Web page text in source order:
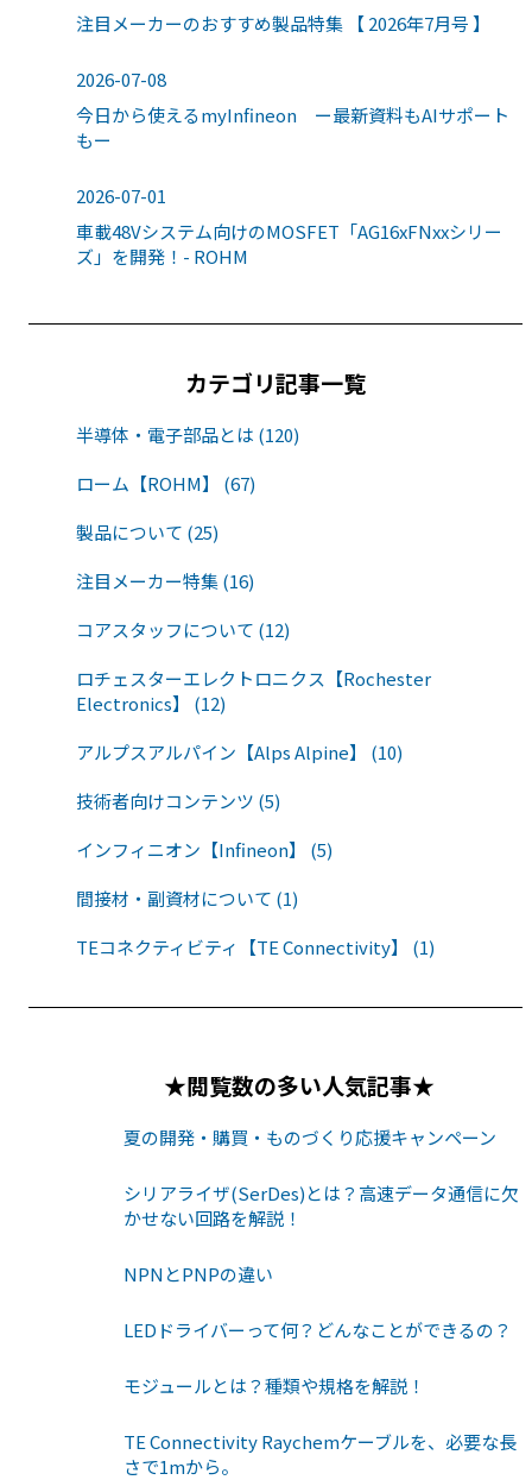
注目メーカーのおすすめ製品特集 【 2026年7月号 】
2026-07-08
今日から使えるmyInfineon ー最新資料もAIサポート
もー
2026-07-01
車載48Vシステム向けのMOSFET「AG16xFNxxシリー
ズ」を開発！- ROHM
カテゴリ記事一覧
半導体・電子部品とは (120)
ローム【ROHM】 (67)
製品について (25)
注目メーカー特集 (16)
コアスタッフについて (12)
ロチェスターエレクトロニクス【Rochester
Electronics】 (12)
アルプスアルパイン【Alps Alpine】 (10)
技術者向けコンテンツ (5)
インフィニオン【Infineon】 (5)
間接材・副資材について (1)
TEコネクティビティ【TE Connectivity】 (1)
★閲覧数の多い人気記事★
夏の開発・購買・ものづくり応援キャンペーン
シリアライザ(SerDes)とは？高速データ通信に欠
かせない回路を解説！
NPNとPNPの違い
LEDドライバーって何？どんなことができるの？
モジュールとは？種類や規格を解説！
TE Connectivity Raychemケーブルを、必要な長
さで1mから。